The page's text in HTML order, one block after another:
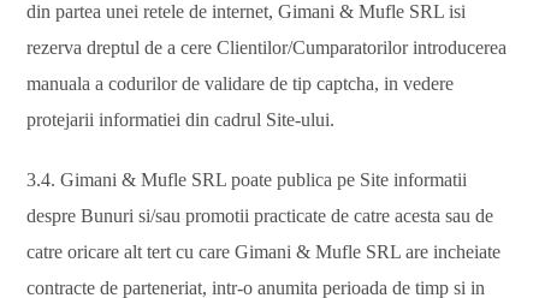
din partea unei retele de internet, Gimani & Mufle SRL isi
rezerva dreptul de a cere Clientilor/Cumparatorilor introducerea
manuala a codurilor de validare de tip captcha, in vedere
protejarii informatiei din cadrul Site-ului.
3.4. Gimani & Mufle SRL poate publica pe Site informatii
despre Bunuri si/sau promotii practicate de catre acesta sau de
catre oricare alt tert cu care Gimani & Mufle SRL are incheiate
contracte de parteneriat, intr-o anumita perioada de timp si in